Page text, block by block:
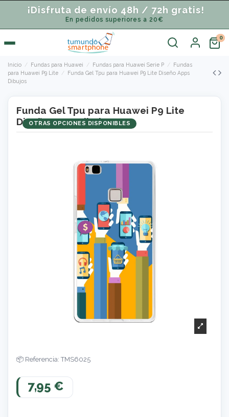
¡Disfruta de envío 48h / 72h gratis!
En pedidos superiores a 20€
Inicio Fundas para Huawei Fundas para Huawei Serie P
Fundas
para Huawei P9 Lite
Funda Gel Tpu para Huawei P9 Lite Diseño Apps
Dibujos
Funda Gel Tpu para Huawei P9 Lite
Diseño Apps Dibujos
OTRAS OPCIONES DISPONIBLES
Referencia: TMS6025
7,95 €